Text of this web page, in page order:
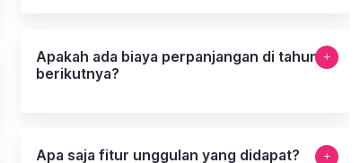
Apakah ada biaya perpanjangan di tahun
berikutnya?
Apa saja fitur unggulan yang didapat?